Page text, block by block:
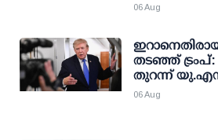
06 Aug
തടഞ്ഞ് ട്രംപ്:
തുറന്ന്
06 Aug